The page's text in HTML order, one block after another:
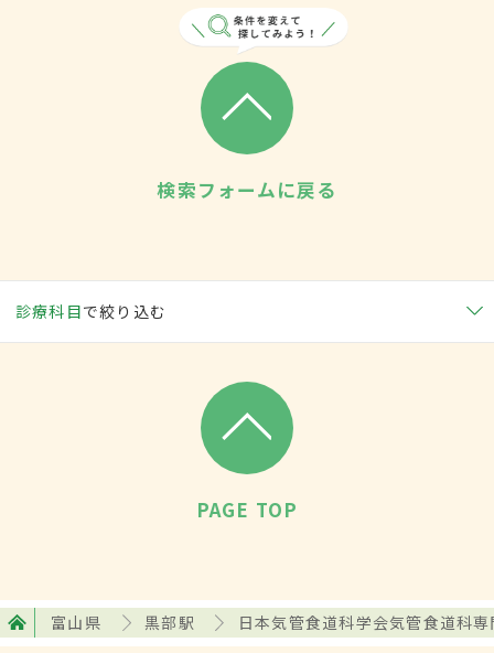
検索フォームに戻る
診療科目で絞り込む
PAGE TOP
富山県 黒部駅 日本気管食道科学会気管食道科